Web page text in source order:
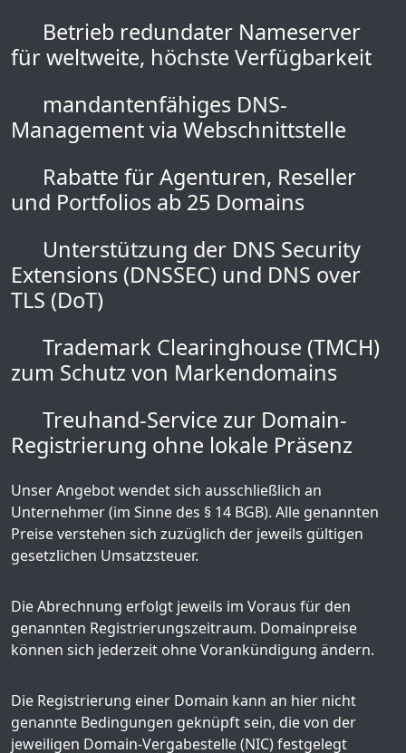
Betrieb redundater Nameserver
für weltweite, höchste Verfügbarkeit
mandantenfähiges DNS-
Management via Webschnittstelle
Rabatte für Agenturen, Reseller
und Portfolios ab 25 Domains
Unterstützung der DNS Security
Extensions (DNSSEC) und DNS over
TLS (DoT)
Trademark Clearinghouse (TMCH)
zum Schutz von Markendomains
Treuhand-Service zur Domain-
Registrierung ohne lokale Präsenz
Unser Angebot wendet sich ausschließlich an
Unternehmer (im Sinne des § 14 BGB). Alle genannten
Preise verstehen sich zuzüglich der jeweils gültigen
gesetzlichen Umsatzsteuer.
Die Abrechnung erfolgt jeweils im Voraus für den
genannten Registrierungszeitraum. Domainpreise
können sich jederzeit ohne Vorankündigung ändern.
Die Registrierung einer Domain kann an hier nicht
genannte Bedingungen geknüpft sein, die von der
jeweiligen Domain-Vergabestelle (NIC) festgelegt